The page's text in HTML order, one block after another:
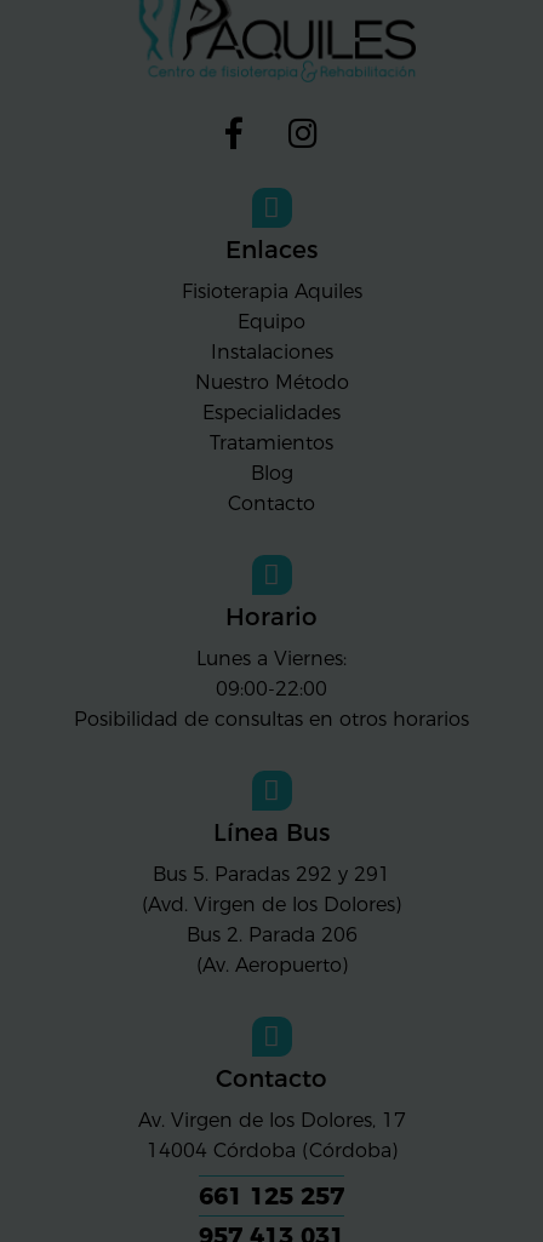
Enlaces
Fisioterapia Aquiles
Equipo
Instalaciones
Nuestro Método
Especialidades
Tratamientos
Blog
Contacto
Horario
Lunes a Viernes:
09:00-22:00
Posibilidad de consultas en otros horarios
Línea Bus
Bus 5. Paradas 292 y 291
(Avd. Virgen de los Dolores)
Bus 2. Parada 206
(Av. Aeropuerto)
Contacto
Av. Virgen de los Dolores, 17
14004 Córdoba (Córdoba)
661 125 257